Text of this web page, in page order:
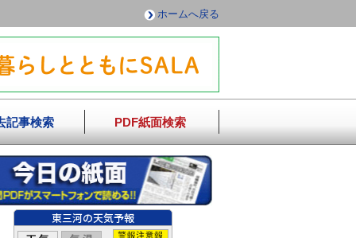
ホームへ戻る
記事検索 PDF紙面検索